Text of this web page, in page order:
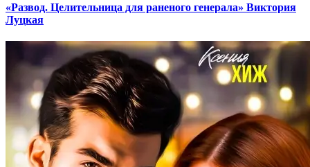
«Развод. Целительница для раненого генерала» Виктория
Луцкая